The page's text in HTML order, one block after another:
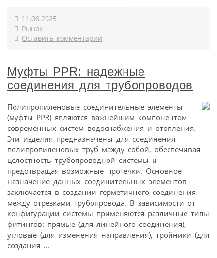
11.06.2025
Рынок
Оставить комментарий
Муфты PPR: надежные
соединения для трубопроводов
Полипропиленовые соединительные элементы
(муфты PPR) являются важнейшим компонентом
современных систем водоснабжения и отопления.
Эти изделия предназначены для соединения
полипропиленовых труб между собой, обеспечивая
целостность трубопроводной системы и
предотвращая возможные протечки. Основное
назначение данных соединительных элементов
заключается в создании герметичного соединения
между отрезками трубопровода. В зависимости от
конфигурации системы применяются различные типы
фитингов: прямые (для линейного соединения),
угловые (для изменения направления), тройники (для
создания ...